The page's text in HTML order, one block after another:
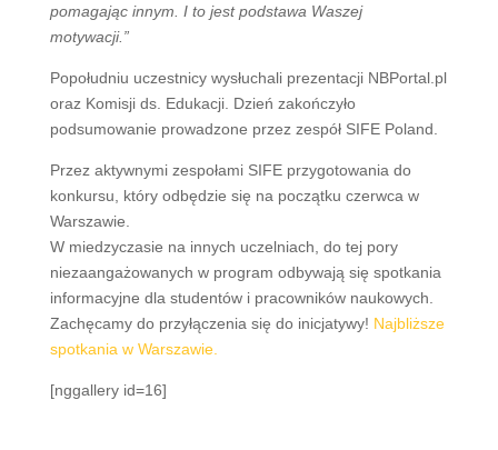
pomagając innym. I to jest podstawa Waszej
motywacji.”
Popołudniu uczestnicy wysłuchali prezentacji NBPortal.pl
oraz Komisji ds. Edukacji. Dzień zakończyło
podsumowanie prowadzone przez zespół SIFE Poland.
Przez aktywnymi zespołami SIFE przygotowania do
konkursu, który odbędzie się na początku czerwca w
Warszawie.
W miedzyczasie na innych uczelniach, do tej pory
niezaangażowanych w program odbywają się spotkania
informacyjne dla studentów i pracowników naukowych.
Zachęcamy do przyłączenia się do inicjatywy! Najbliższe
spotkania w Warszawie.
[nggallery id=16]